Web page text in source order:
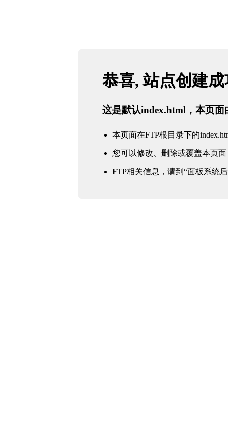
恭喜, 站点创建
这是默认index.html，本页面
本页面在FTP根目录下的
您可以修改、删除或覆盖本页面
FTP相关信息，请到“面板系统